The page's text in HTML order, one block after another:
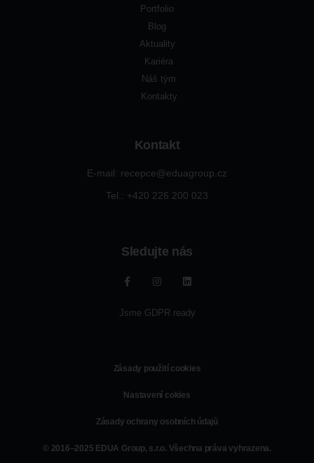
Portfolio
Blog
Aktuality
Kariéra
Náš tým
Kontakty
Kontakt
E-mail: recepce@eduagroup.cz
Tel.: +420 226 200 023
Sledujte nás
Jsme GDPR ready
Zásady použití cookies
Nastavení cokies
Zásady ochrany osobních údajů
© 2016–2025 EDUA Group, s.r.o. Všechna práva vyhrazena.